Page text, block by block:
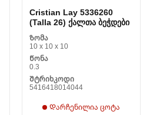
Cristian Lay 5336260
(Talla 26) ქალთა ბეჭდები
Ზომა
10 x 10 x 10
Წონა
0.3
Შტრიხკოდი
5416418014044
Დარჩენილია ცოტა